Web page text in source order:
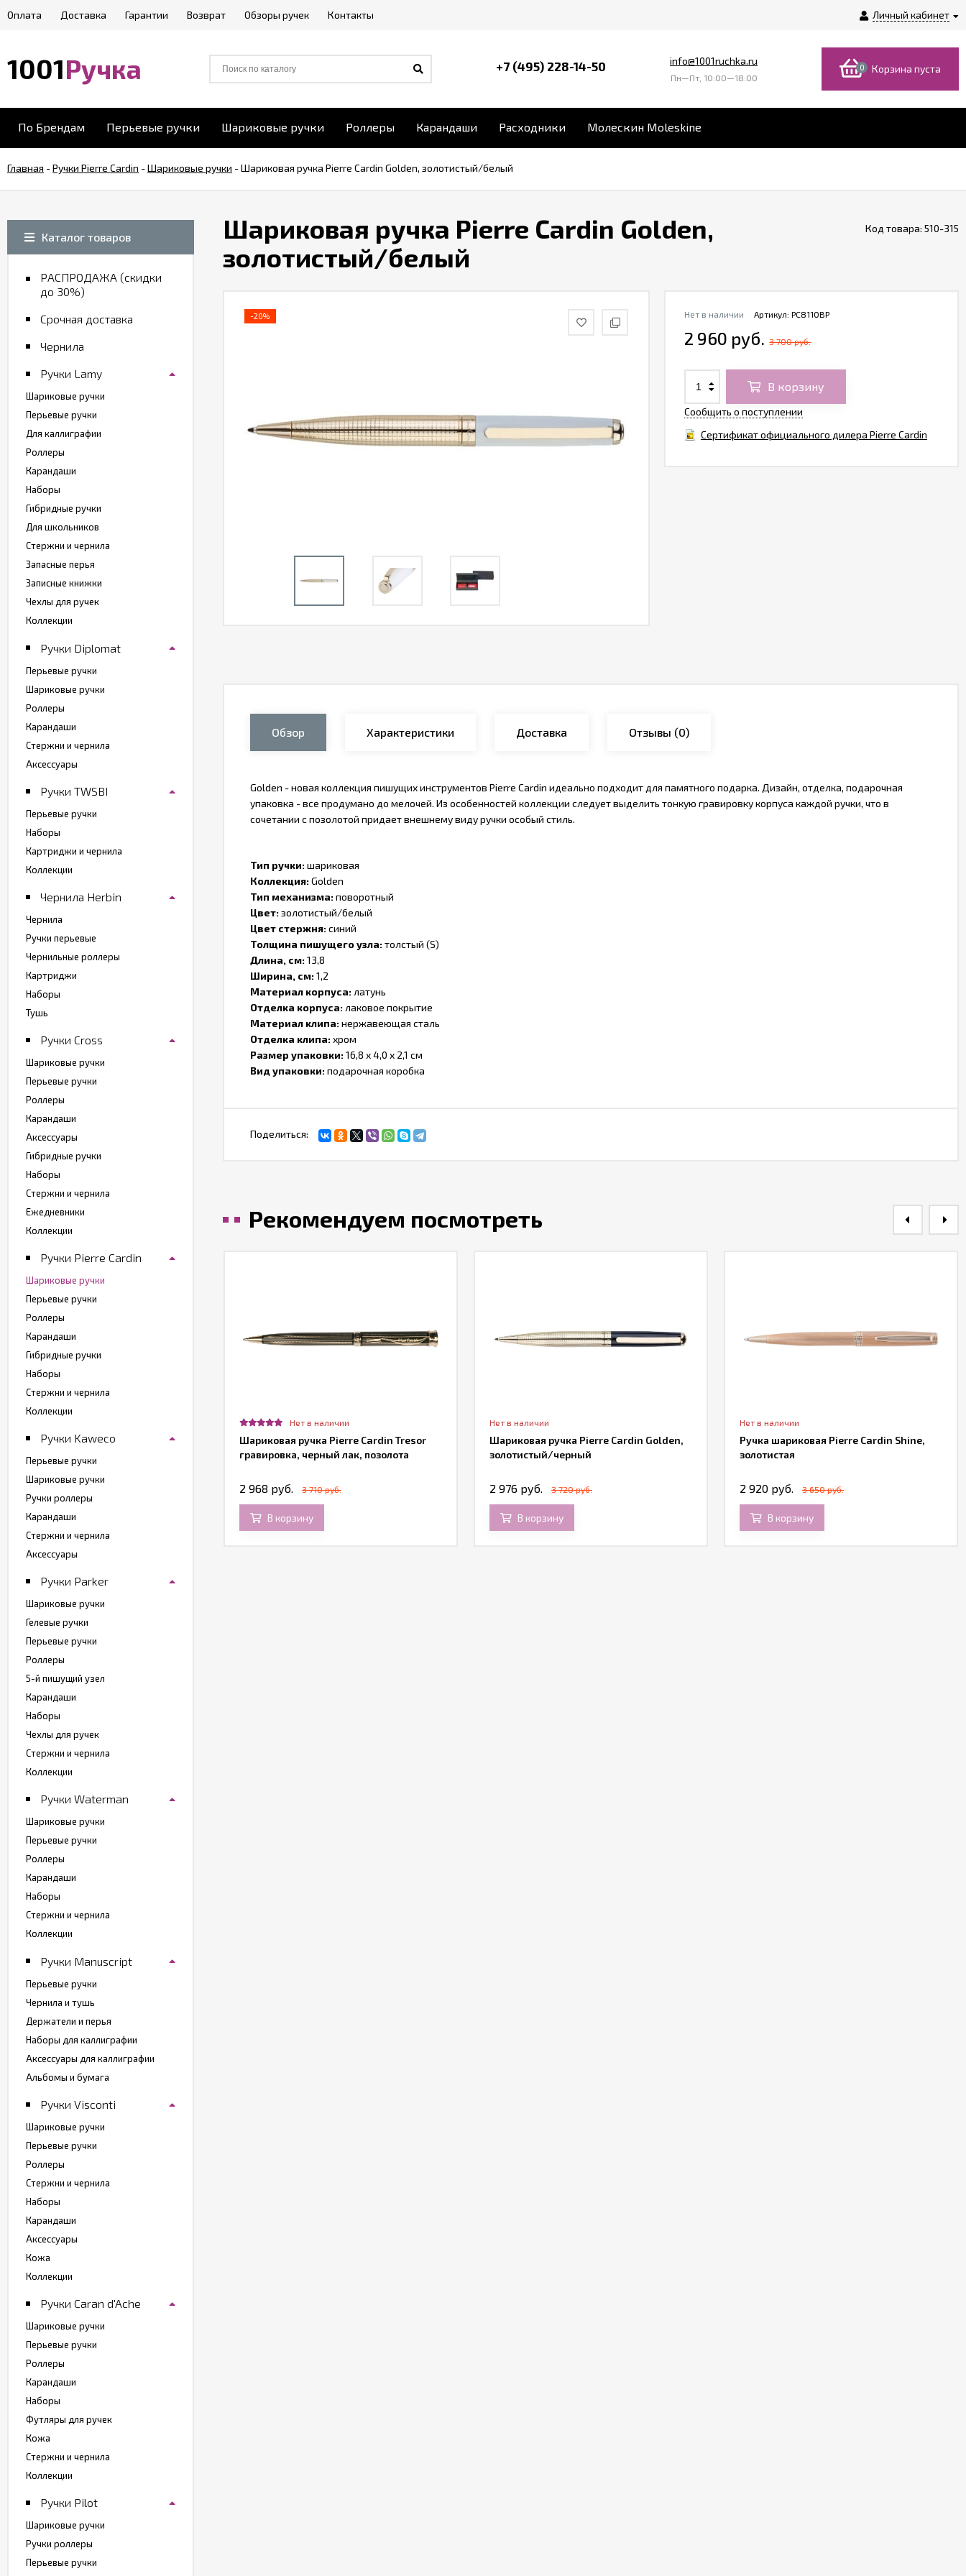
Личный кабинет
Оплата Доставка Гарантии Возврат Обзоры ручек Контакты
1001Ручка +7 (495) 228-14-50 info@1001ruchka.ru
Пн—Пт, 10:00—18:00
0 Корзина пуста
По Брендам Перьевые ручки Шариковые ручки Роллеры Карандаши Расходники Молескин Moleskine
Главная -Ручки Pierre Cardin -Шариковые ручки -Шариковая ручка Pierre Cardin Golden, золотистый/белый
Шариковая ручка Pierre Cardin Golden,
золотистый/белый
Код товара: 510-315
-20% Артикул:PC8110BP
Нет в наличии
2 960 руб. 3 700 руб.
В корзину
Сообщить о поступлении
Сертификат официального дилера Pierre Cardin
Обзор Характеристики Доставка Отзывы (0)
Golden - новая коллекция пишущих инструментов Pierre Cardin идеально подходит для памятного подарка. Дизайн, отделка, подарочная
упаковка - все продумано до мелочей. Из особенностей коллекции следует выделить тонкую гравировку корпуса каждой ручки, что в
сочетании с позолотой придает внешнему виду ручки особый стиль.
Тип ручки:шариковая
Коллекция:Golden
Тип механизма:поворотный
Цвет:золотистый/белый
Цвет стержня:синий
Толщина пишущего узла:толстый (S)
Длина, см:13,8
Ширина, см:1,2
Материал корпуса: латунь
Отделка корпуса: лаковое покрытие
Материал клипа:нержавеющая сталь
Отделка клипа:хром
Размер упаковки:16,8 х 4,0 х 2,1 см
Вид упаковки:подарочная коробка
Поделиться:
Рекомендуем посмотреть
ручка Parker Jotter Premium
West End Gold Brushed GT
руб.
В корзину
Нет в наличии
Шариковая ручка Pierre Cardin Tresor
гравировка, черный лак, позолота
2 968 руб. 3 710 руб.
В корзину
Нет в наличии
Шариковая ручка Pierre Cardin Golden,
золотистый/черный
2 976 руб. 3 720 руб.
В корзину
Нет в наличии
Ручка шариковая Pierre Cardin Shine,
золотистая
2 920 руб. 3 650 руб.
В корзину
Каталог товаров
РАСПРОДАЖА (скидки
до 30%)
Срочная доставка
Чернила
Ручки Lamy
Шариковые ручки
Перьевые ручки
Для каллиграфии
Роллеры
Карандаши
Наборы
Гибридные ручки
Для школьников
Стержни и чернила
Запасные перья
Записные книжки
Чехлы для ручек
Коллекции
Ручки Diplomat
Перьевые ручки
Шариковые ручки
Роллеры
Карандаши
Стержни и чернила
Аксессуары
Ручки TWSBI
Перьевые ручки
Наборы
Картриджи и чернила
Коллекции
Чернила Herbin
Чернила
Ручки перьевые
Чернильные роллеры
Картриджи
Наборы
Тушь
Ручки Cross
Шариковые ручки
Перьевые ручки
Роллеры
Карандаши
Аксессуары
Гибридные ручки
Наборы
Стержни и чернила
Ежедневники
Коллекции
Ручки Pierre Cardin
Шариковые ручки
Перьевые ручки
Роллеры
Карандаши
Гибридные ручки
Наборы
Стержни и чернила
Коллекции
Ручки Kaweco
Перьевые ручки
Шариковые ручки
Ручки роллеры
Карандаши
Стержни и чернила
Аксессуары
Ручки Parker
Шариковые ручки
Гелевые ручки
Перьевые ручки
Роллеры
5-й пишущий узел
Карандаши
Наборы
Чехлы для ручек
Стержни и чернила
Коллекции
Ручки Waterman
Шариковые ручки
Перьевые ручки
Роллеры
Карандаши
Наборы
Стержни и чернила
Коллекции
Ручки Manuscript
Перьевые ручки
Чернила и тушь
Держатели и перья
Наборы для каллиграфии
Аксессуары для каллиграфии
Альбомы и бумага
Ручки Visconti
Шариковые ручки
Перьевые ручки
Роллеры
Стержни и чернила
Наборы
Карандаши
Аксессуары
Кожа
Коллекции
Ручки Caran d'Ache
Шариковые ручки
Перьевые ручки
Роллеры
Карандаши
Наборы
Футляры для ручек
Кожа
Стержни и чернила
Коллекции
Ручки Pilot
Шариковые ручки
Ручки роллеры
Перьевые ручки